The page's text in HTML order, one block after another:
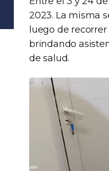
2023. La misma
luego de
brindando
de salud.